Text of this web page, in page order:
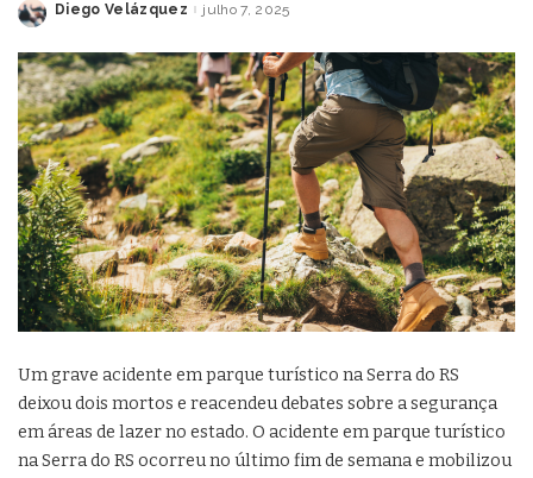
Posted
Diego Velázquez julho 7, 2025
Um grave acidente em parque turístico na Serra do RS
deixou dois mortos e reacendeu debates sobre a segurança
em áreas de lazer no estado. O acidente em parque turístico
na Serra do RS ocorreu no último fim de semana e mobilizou